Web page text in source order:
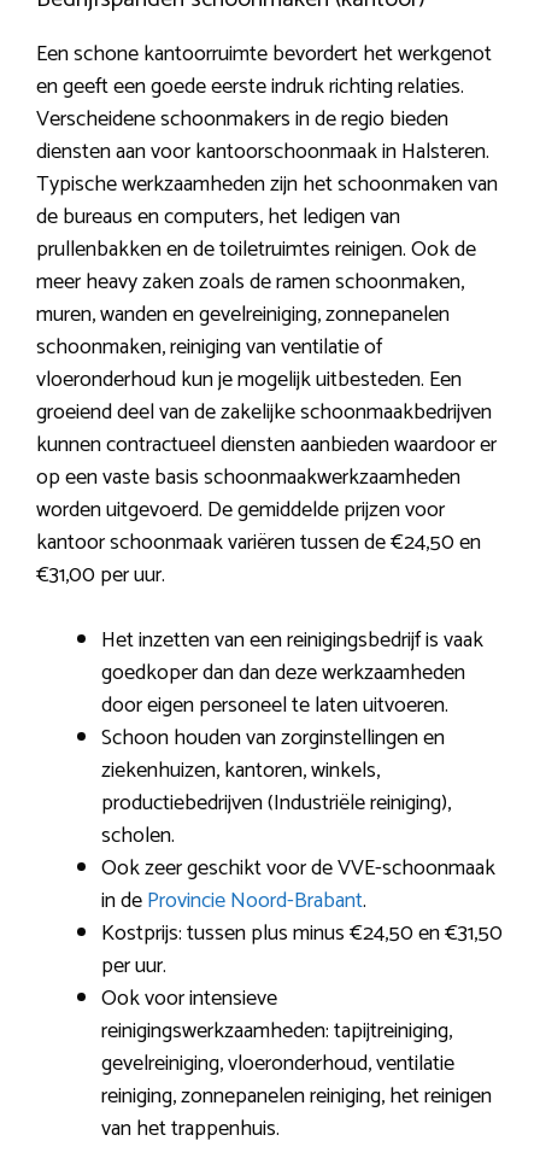
Een schone kantoorruimte bevordert het werkgenot
en geeft een goede eerste indruk richting relaties.
Verscheidene schoonmakers in de regio bieden
diensten aan voor kantoorschoonmaak in Halsteren.
Typische werkzaamheden zijn het schoonmaken van
de bureaus en computers, het ledigen van
prullenbakken en de toiletruimtes reinigen. Ook de
meer heavy zaken zoals de ramen schoonmaken,
muren, wanden en gevelreiniging, zonnepanelen
schoonmaken, reiniging van ventilatie of
vloeronderhoud kun je mogelijk uitbesteden. Een
groeiend deel van de zakelijke schoonmaakbedrijven
kunnen contractueel diensten aanbieden waardoor er
op een vaste basis schoonmaakwerkzaamheden
worden uitgevoerd. De gemiddelde prijzen voor
kantoor schoonmaak variëren tussen de €24,50 en
€31,00 per uur.
Het inzetten van een reinigingsbedrijf is vaak
goedkoper dan dan deze werkzaamheden
door eigen personeel te laten uitvoeren.
Schoon houden van zorginstellingen en
ziekenhuizen, kantoren, winkels,
productiebedrijven (Industriële reiniging),
scholen.
Ook zeer geschikt voor de VVE-schoonmaak
in deProvincie Noord-Brabant.
Kostprijs: tussen plus minus €24,50 en €31,50
per uur.
Ook voor intensieve
reinigingswerkzaamheden: tapijtreiniging,
gevelreiniging, vloeronderhoud, ventilatie
reiniging, zonnepanelen reiniging, het reinigen
van het trappenhuis.